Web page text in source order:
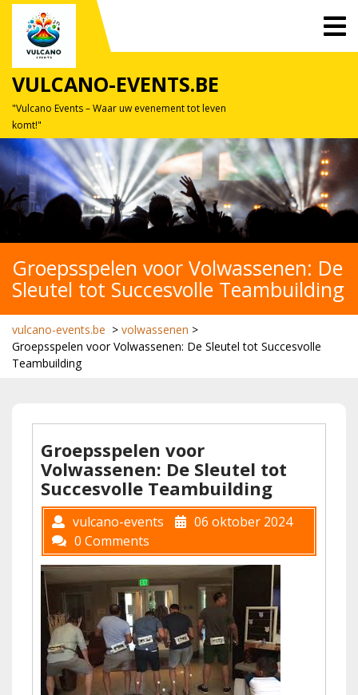
Skip
content
VULCANO-EVENTS.BE
"Vulcano Events – Waar uw evenement tot leven
komt!"
Groepsspelen voor Volwassenen: De
Sleutel tot Succesvolle Teambuilding
vulcano-events.be > volwassenen >
Groepsspelen voor Volwassenen: De Sleutel tot Succesvolle
Teambuilding
Groepsspelen voor
Volwassenen: De Sleutel tot
Succesvolle Teambuilding
vulcano-events
06 oktober 2024
0 Comments